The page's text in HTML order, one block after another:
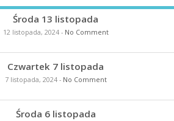
Środa 13 listopada
12 listopada, 2024- No Comment
Czwartek 7 listopada
7 listopada, 2024- No Comment
Środa 6 listopada